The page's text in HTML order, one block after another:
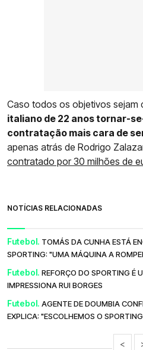
Caso todos os objetivos sejam
italiano de 22 anos tornar-
contratação mais cara de
apenas atrás de Rodrigo
contratado por 30 milhões de
NOTÍCIAS RELACIONADAS
Futebol. TOMÁS DA CUNHA ESTÁ
SPORTING: "UMA MÁQUINA A
Futebol. REFORÇO DO SPORTING É
IMPRESSIONA RUI BORGES
Futebol. AGENTE DE DOUMBIA
EXPLICA: "ESCOLHEMOS O
<